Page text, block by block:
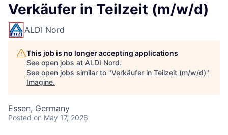
Verkäufer in Teilzeit (m/w/d)
ALDI Nord
This job is no longer accepting applications
See open jobs at ALDI Nord.
See open jobs similar to "Verkäufer in Teilzeit (m/w/d)"
Imagine.
Essen, Germany
Posted on May 17, 2026